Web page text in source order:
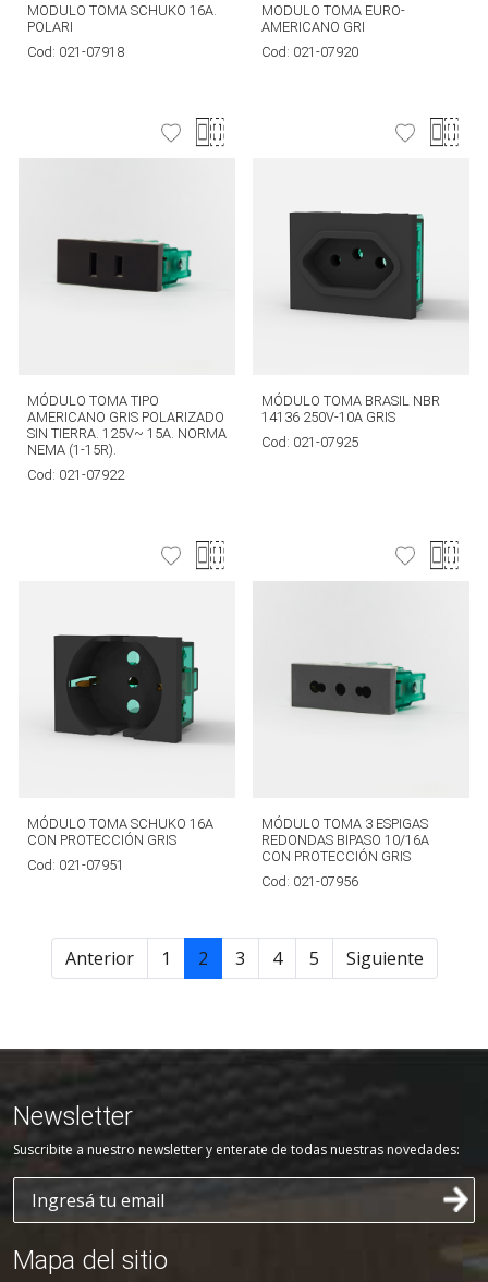
MODULO TOMA SCHUKO 16A.
POLARI
Cod: 021-07918
MODULO TOMA EURO-
AMERICANO GRI
Cod: 021-07920
MÓDULO TOMA TIPO
AMERICANO GRIS POLARIZADO
SIN TIERRA. 125V~ 15A. NORMA
NEMA (1-15R).
Cod: 021-07922
MÓDULO TOMA BRASIL NBR
14136 250V-10A GRIS
Cod: 021-07925
MÓDULO TOMA SCHUKO 16A
CON PROTECCIÓN GRIS
Cod: 021-07951
MÓDULO TOMA 3 ESPIGAS
REDONDAS BIPASO 10/16A
CON PROTECCIÓN GRIS
Cod: 021-07956
Anterior 1 2 3 4 5 Siguiente
Newsletter
Suscribite a nuestro newsletter y enterate de todas nuestras novedades:
Mapa del sitio